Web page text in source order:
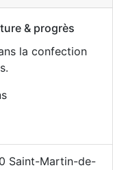
& progrès
la confection
Saint-Martin-de-